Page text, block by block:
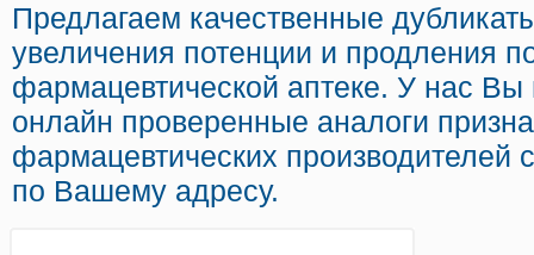
Предлагаем качественные
увеличения потенции и продления
фармацевтической аптеке. У нас Вы
онлайн проверенные аналоги
фармацевтических производителей
по Вашему адресу.